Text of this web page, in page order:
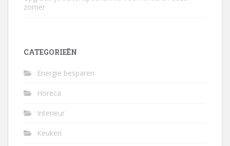
zomer
CATEGORIEËN
Energie besparen
Horeca
Interieur
Keuken